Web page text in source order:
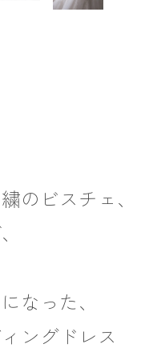
のビスチェ、
なった、
ングドレス